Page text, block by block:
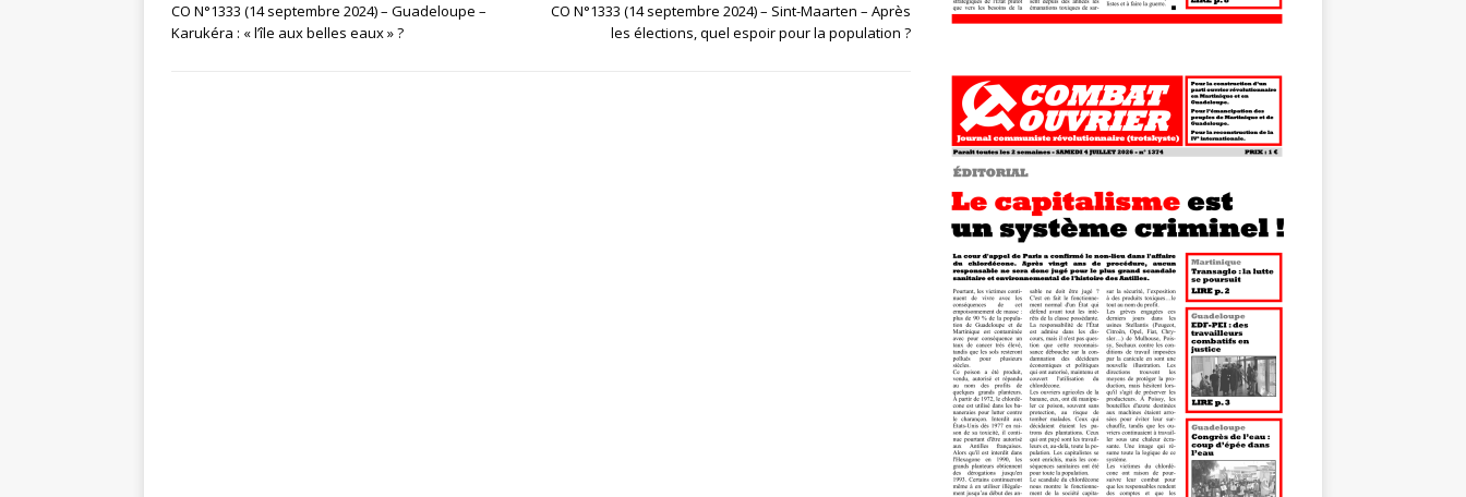
CO N°1333 (14 septembre 2024) – Guadeloupe –
Karukéra : « l’île aux belles eaux » ?
CO N°1333 (14 septembre 2024) – Sint-Maarten – Après
les élections, quel espoir pour la population ?